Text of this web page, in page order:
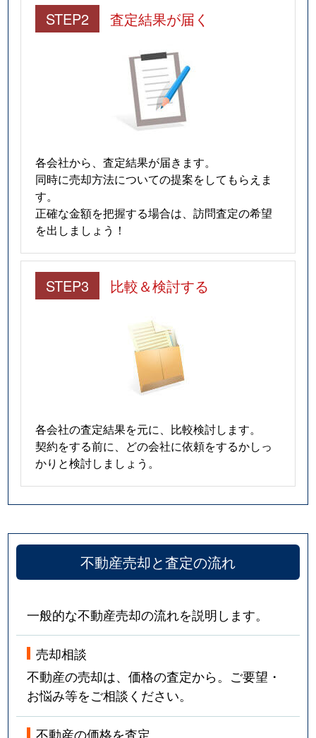
STEP2 査定結果が届く
各会社から、査定結果が届きます。
同時に売却方法についての提案をしてもらえま
す。
正確な金額を把握する場合は、訪問査定の希望
を出しましょう！
STEP3 比較＆検討する
各会社の査定結果を元に、比較検討します。
契約をする前に、どの会社に依頼をするかしっ
かりと検討しましょう。
不動産売却と査定の流れ
一般的な不動産売却の流れを説明します。
売却相談
不動産の売却は、価格の査定から。ご要望・
お悩み等をご相談ください。
不動産の価格を査定